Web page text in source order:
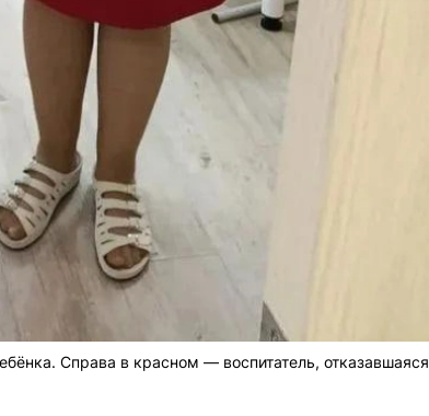
Справа в красном — воспитатель, отказавшаяся